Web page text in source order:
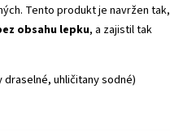
Tento produkt je navržen tak,
obsahu lepku, a zajistil tak
uhličitany sodné)